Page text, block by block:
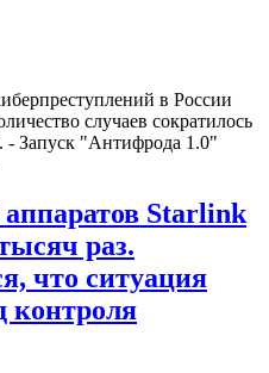
в России
случаев сократилось
- Запуск "Антифрода 1.0"
Starlink
раз.
что ситуация
контроля